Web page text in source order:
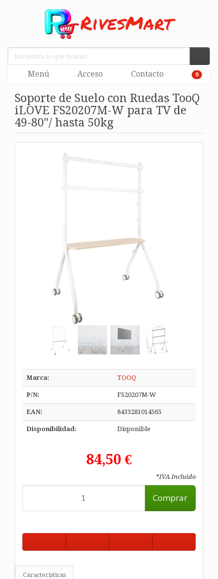
Menú Acceso Contacto 0
Soporte de Suelo con Ruedas TooQ
iLOVE FS20207M-W para TV de
49-80"/ hasta 50kg
Marca: TOOQ
P/N: FS20207M-W
EAN: 8433281014565
Disponibilidad: Disponible
84,50 €
*IVA Incluido
Comprar
Características